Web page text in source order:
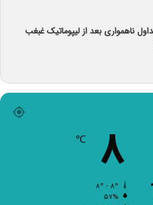
۸ ℃
۵۷%
۶.۱۷ کیلومتر/ساعت